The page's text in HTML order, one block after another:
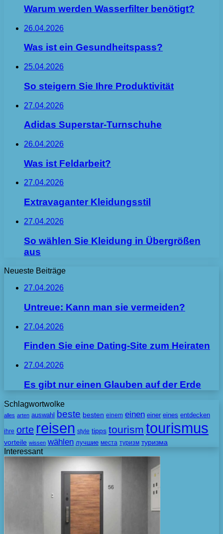
Warum werden Wasserfilter benötigt?
26.04.2026
Was ist ein Gesundheitspass?
25.04.2026
So steigern Sie Ihre Produktivität
27.04.2026
Adidas Superstar-Turnschuhe
26.04.2026
Was ist Feldarbeit?
27.04.2026
Extravaganter Kleidungsstil
27.04.2026
So wählen Sie Kleidung in Übergrößen
aus
Neueste Beiträge
27.04.2026
Untreue: Kann man sie vermeiden?
27.04.2026
Finden Sie eine Dating-Site zum Heiraten
27.04.2026
Es gibt nur einen Glauben auf der Erde
Schlagwortwolke
alles arten auswahl beste besten einem einen einer eines entdecken
ihre orte reisen style tipps tourism tourismus
vorteile wissen wählen лучшие места туризм туризма
Interessant